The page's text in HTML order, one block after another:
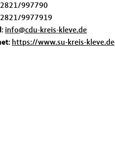
997790
9977919
: info@cdu-kreis-kleve.de
: https://www.su-kreis-kleve.de